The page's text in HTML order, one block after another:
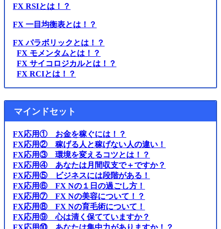
FX RSIとは！？
FX 一目均衡表とは！？
FX パラボリックとは！？
FX モメンタムとは！？
FX サイコロジカルとは！？
FX RCIとは！？
マインドセット
FX応用① お金を稼ぐには！？
FX応用② 稼げる人と稼げない人の違い！
FX応用③ 環境を変えるコツとは！？
FX応用④ あなたは月間収支で＋ですか？
FX応用⑤ ビジネスには段階がある！
FX応用⑥ FX Nの１日の過ごし方！
FX応用⑦ FX Nの美容について！？
FX応用⑧ FX Nの育毛術について！
FX応用⑨ 心は清く保てていますか？